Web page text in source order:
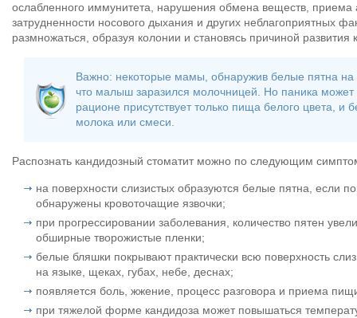
ослабленного иммунитета, нарушения обмена веществ, приема
затрудненности носового дыхания и других неблагоприятных
размножаться, образуя колонии и становясь причиной развития
Важно: некоторые мамы, обнаружив белые пятна на
что малыш заразился молочницей. Но паника может
рационе присутствует только пища белого цвета, и
молока или смеси.
Распознать кандидозный стоматит можно по следующим
на поверхности слизистых образуются белые пятна, если
обнаружены кровоточащие язвочки;
при прогрессировании заболевания, количество пятен
обширные творожистые пленки;
белые бляшки покрывают практически всю поверхность
на языке, щеках, губах, небе, деснах;
появляется боль, жжение, процесс разговора и приема
при тяжелой форме кандидоза может повышаться